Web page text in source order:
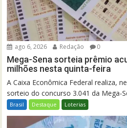
ago 6, 2026 Redação 0
Mega-Sena sorteia prêmio
milhões nesta quinta-feira
A Caixa Econômica Federal realiza,
sorteio do concurso 3.041 da Mega-
Brasil Destaque Loterias